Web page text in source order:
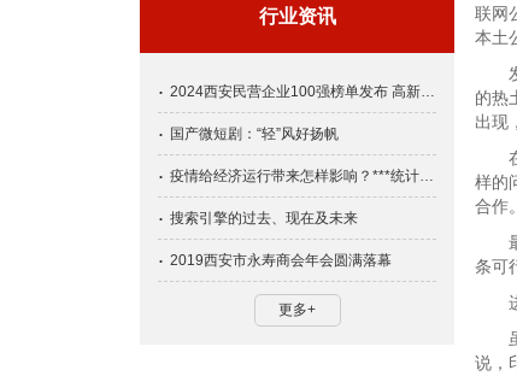
联网
本土
发
的热
出现
在
样的
合作。
最
条可
进
虽
说，
行业资讯
2024西安民营企业100强榜单发布 高新技术企业占据半壁江山
国产微短剧：“轻”风好扬帆
疫情给经济运行带来怎样影响？***统计局有说法
搜索引擎的过去、现在及未来
2019西安市永寿商会年会圆满落幕
更多+